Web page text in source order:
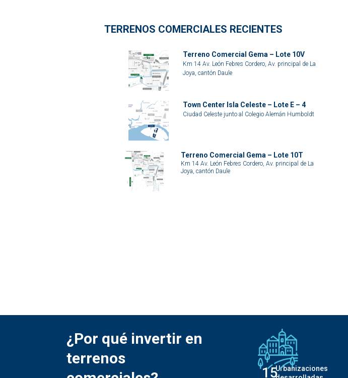
TERRENOS COMERCIALES RECIENTES
Terreno Comercial Gema – Lote 10V
Km 14 Av. León Febres Cordero, Av. principal de La
Joya, cantón Daule
Town Center Isla Celeste – Lote E – 4
Ciudad Celeste junto al Colegio Alemán Humboldt
Terreno Comercial Gema – Lote 10T
Km 14 Av. León Febres Cordero, Av. principal de La
Joya, cantón Daule
¿Por qué invertir en
terrenos
15Urbanizaciones